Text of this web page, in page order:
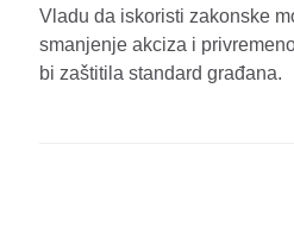
Vladu da iskoristi zakonske
smanjenje akciza i
bi zaštitila standard građana.